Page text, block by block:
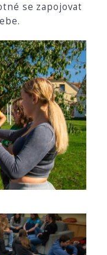
se zapojovat